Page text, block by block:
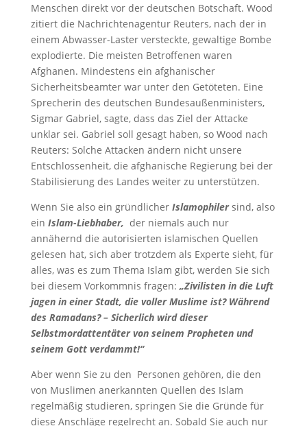
Menschen direkt vor der deutschen Botschaft. Wood
zitiert die Nachrichtenagentur Reuters, nach der in
einem Abwasser-Laster versteckte, gewaltige Bombe
explodierte. Die meisten Betroffenen waren
Afghanen. Mindestens ein afghanischer
Sicherheitsbeamter war unter den Getöteten. Eine
Sprecherin des deutschen Bundesaußenministers,
Sigmar Gabriel, sagte, dass das Ziel der Attacke
unklar sei. Gabriel soll gesagt haben, so Wood nach
Reuters: Solche Attacken ändern nicht unsere
Entschlossenheit, die afghanische Regierung bei der
Stabilisierung des Landes weiter zu unterstützen.
Wenn Sie also ein gründlicher Islamophiler sind, also
ein Islam-Liebhaber, der niemals auch nur
annähernd die autorisierten islamischen Quellen
gelesen hat, sich aber trotzdem als Experte sieht, für
alles, was es zum Thema Islam gibt, werden Sie sich
bei diesem Vorkommnis fragen: „Zivilisten in die Luft
jagen in einer Stadt, die voller Muslime ist? Während
des Ramadans? – Sicherlich wird dieser
Selbstmordattentäter von seinem Propheten und
seinem Gott verdammt!“
Aber wenn Sie zu den Personen gehören, die den
von Muslimen anerkannten Quellen des Islam
regelmäßig studieren, springen Sie die Gründe für
diese Anschläge regelrecht an. Sobald Sie auch nur